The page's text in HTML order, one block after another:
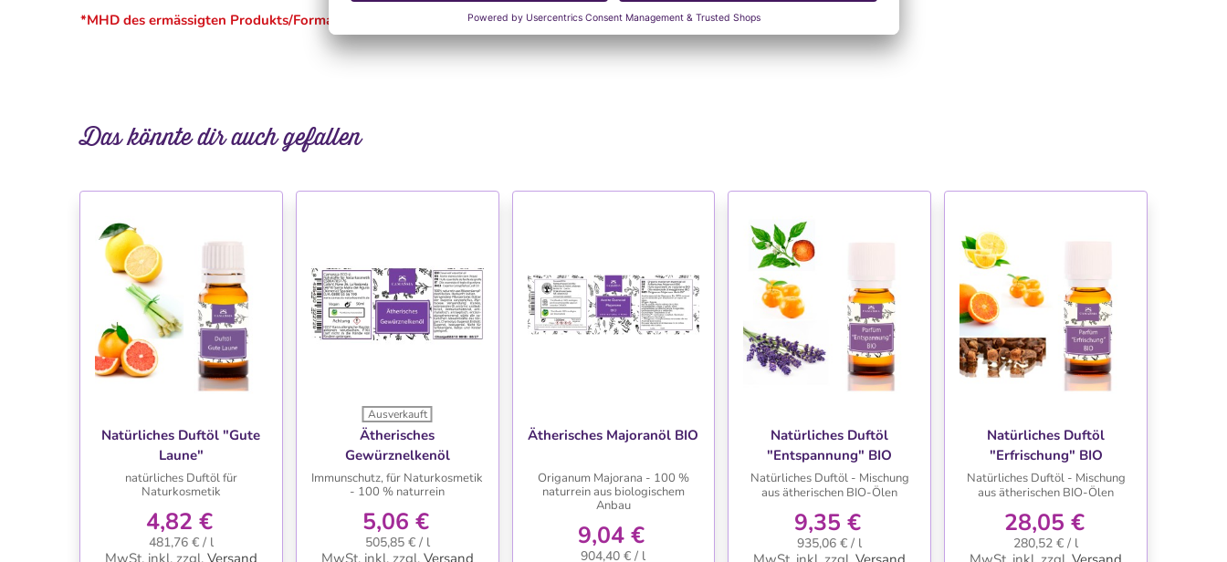
*MHD des ermässigten Produkts/Formats: 12/2026
Das könnte dir auch gefallen
Natürliches Duftöl "Gute
Laune"
natürliches Duftöl für
Naturkosmetik
4,82 €
481,76 € / l
MwSt. inkl. zzgl. Versand
WUNSCHLISTE
Ausverkauft
Ätherisches
Gewürznelkenöl
Immunschutz, für Naturkosmetik
- 100 % naturrein
5,06 €
505,85 € / l
MwSt. inkl. zzgl. Versand
Ätherisches Majoranöl BIO
Origanum Majorana - 100 %
naturrein aus biologischem
Anbau
9,04 €
904,40 € / l
Natürliches Duftöl
"Entspannung" BIO
Natürliches Duftöl - Mischung
aus ätherischen BIO-Ölen
9,35 €
935,06 € / l
Natürliches Duftöl
"Erfrischung" BIO
Natürliches Duftöl - Mischung
aus ätherischen BIO-Ölen
28,05 €
280,52 € / l